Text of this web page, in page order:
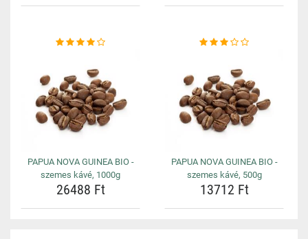
PAPUA NOVA GUINEA BIO -
szemes kávé, 1000g
26488 Ft
PAPUA NOVA GUINEA BIO -
szemes kávé, 500g
13712 Ft